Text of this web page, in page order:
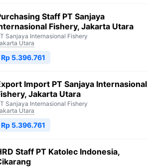
Staff PT Sanjaya
Fishery, Jakarta Utara
Sanjaya Internasional Fishery
Utara
Rp 5.396.761
Import PT Sanjaya Internasional
Jakarta Utara
Sanjaya Internasional Fishery
Utara
Rp 5.396.761
Staff PT Katolec Indonesia,